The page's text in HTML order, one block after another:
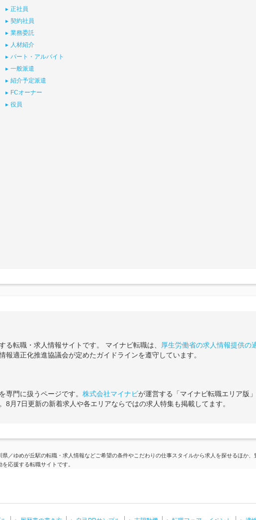
正社員
契約社員
業務委託
人材紹介
パート・アルバイト
一般派遣
紹介予定派遣
FCオーナー
役員
る転職・求人情報サイトです。 マイナビ転職は、 厚生労働省の求人情報提供の
報適正化推進協議会が定めたガイドラインを遵守しています。
専門に扱うページです。 株式会社マイナビが運営する「マイナビ転職エリア版
8月7日更新の新着求人や各エリアならではの求人特集も掲載してます。
／ゆめが丘駅の転職・求人情報などご希望の条件やこだわりの仕事スタイルから求人を探せるほか
応援する転職サイトです。